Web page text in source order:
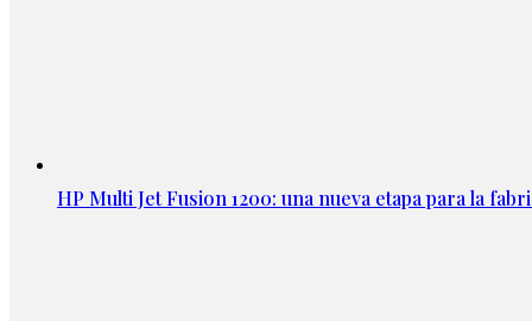
HP Multi Jet Fusion 1200: una nueva etapa para la